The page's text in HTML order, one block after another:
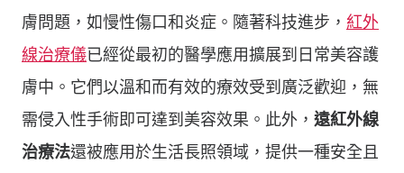
膚問題，如慢性傷口和炎症。隨著科技進步， 紅外
線治療儀已經從最初的醫學應用擴展到日常美容護
膚中。它們以溫和而有效的療效受到廣泛歡迎，無
需侵入性手術即可達到美容效果。此外， 遠紅外線
治療法還被應用於生活長照領域，提供一種安全且